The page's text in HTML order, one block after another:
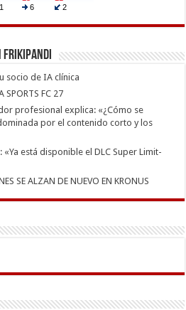
Frikipandi
socio de IA clínica
FC 27
profesional explica: «¿Cómo se
por el contenido corto y los
«Ya está disponible el DLC Super Limit-
SE ALZAN DE NUEVO EN KRONUS